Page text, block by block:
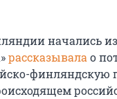
начались
рассказывала о
финляндскую